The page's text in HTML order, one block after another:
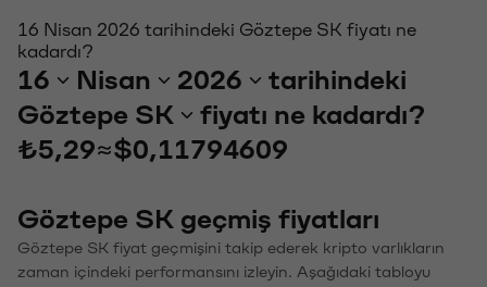
16 Nisan 2026 tarihindeki Göztepe SK fiyatı ne
kadardı?
16 Nisan 2026
tarihindeki
Göztepe SK
fiyatı ne kadardı?
₺5,29≈$0,11794609
Göztepe SK geçmiş fiyatları
Göztepe SK fiyat geçmişini takip ederek kripto varlıkların
zaman içindeki performansını izleyin. Aşağıdaki tabloyu